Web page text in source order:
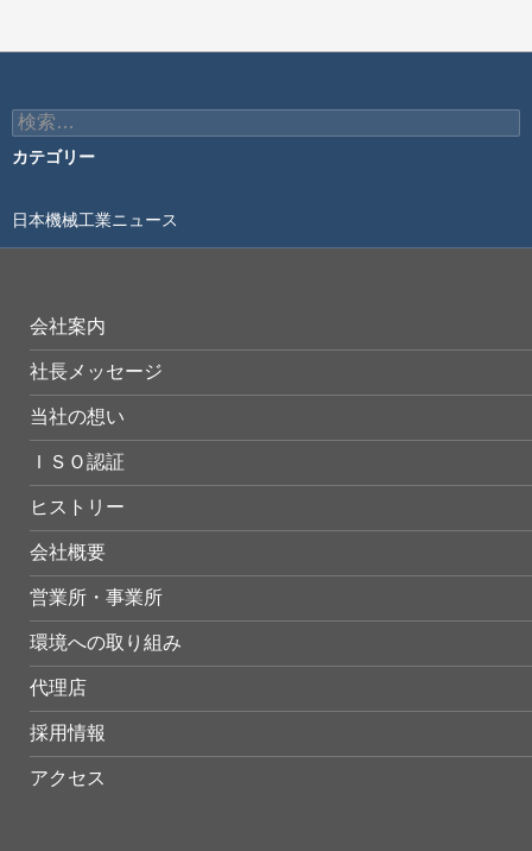
検
索:
カテゴリー
日本機械工業ニュース
会社案内
社長メッセージ
当社の想い
ＩＳＯ認証
ヒストリー
会社概要
営業所・事業所
環境への取り組み
代理店
採用情報
アクセス